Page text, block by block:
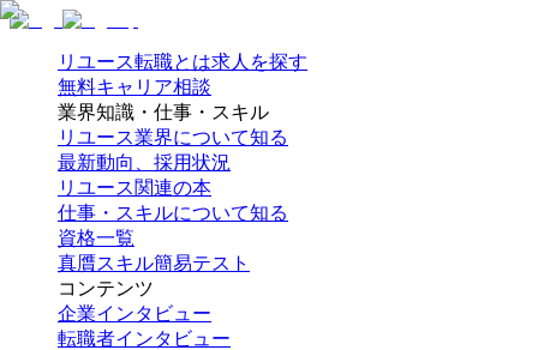
リユース転職とは求人を探す
無料キャリア相談
業界知識・仕事・スキル
リユース業界について知る
最新動向、採用状況
リユース関連の本
仕事・スキルについて知る
資格一覧
真贋スキル簡易テスト
コンテンツ
企業インタビュー
転職者インタビュー